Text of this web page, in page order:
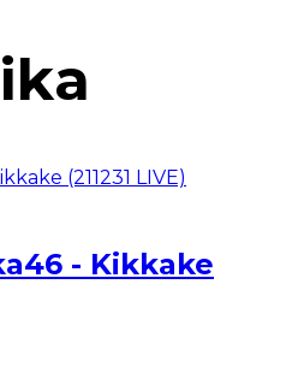
- Kikkake